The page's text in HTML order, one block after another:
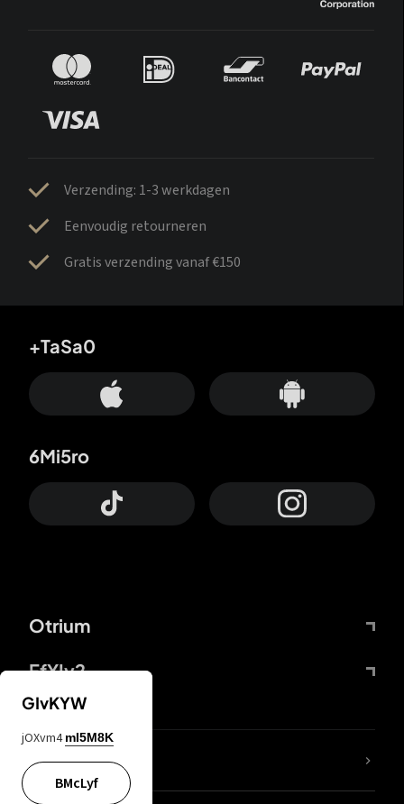
Verzending: 1-3 werkdagen
Eenvoudig retourneren
Gratis verzending vanaf €150
Otrium
FfYIy2
+TaSa0
6Mi5ro
ZbBJcb
GIvKYW
jOXvm4 mI5M8K
BMcLyf